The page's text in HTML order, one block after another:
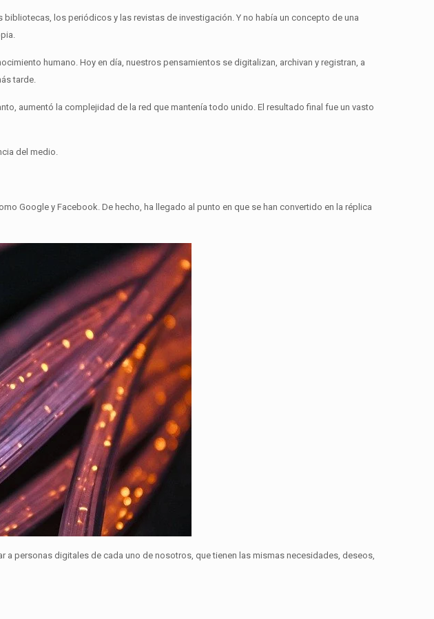
los periódicos y las revistas de investigación.Y no había un concepto de una
humano.Hoy en día, nuestros pensamientos se digitalizan, archivan y registran, a
tarde.
aumentó la complejidad de la red que mantenía todo unido.El resultado final fue un vasto
del medio.
Google y Facebook.De hecho, ha llegado al punto en que se han convertido en la réplica
personas digitales de cada uno de nosotros, que tienen las mismas necesidades, deseos,